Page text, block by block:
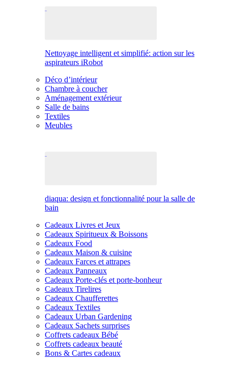
Nettoyage intelligent et simplifié: action sur les
aspirateurs iRobot
Déco d’intérieur
Chambre à coucher
Aménagement extérieur
Salle de bains
Textiles
Meubles
diaqua: design et fonctionnalité pour la salle de
bain
Cadeaux Livres et Jeux
Cadeaux Spiritueux & Boissons
Cadeaux Food
Cadeaux Maison & cuisine
Cadeaux Farces et attrapes
Cadeaux Panneaux
Cadeaux Porte-clés et porte-bonheur
Cadeaux Tirelires
Cadeaux Chaufferettes
Cadeaux Textiles
Cadeaux Urban Gardening
Cadeaux Sachets surprises
Coffrets cadeaux Bébé
Coffrets cadeaux beauté
Bons & Cartes cadeaux